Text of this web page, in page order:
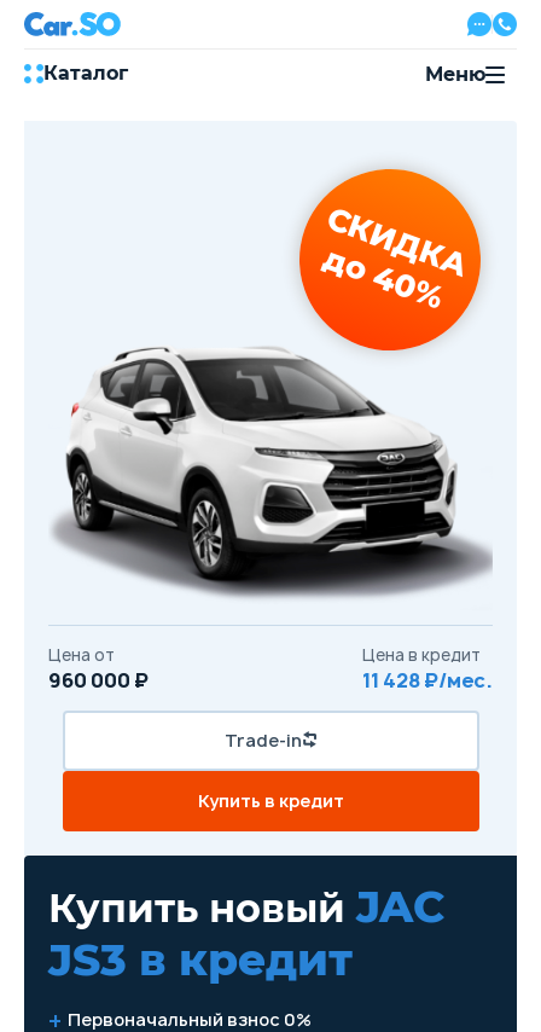
Каталог
8 800 500-03-23
с 08:00 по 20:00, без выходных
Привольная улица, 2, к5
Перезвоните мне
Меню
Купить новыйJAC
JS3 в кредит
Первоначальный взнос 0%
СКИДКА
до 40%
Цена от
960 000 ₽
Цена в кредит
11 428 ₽/мес.
Trade-in
Купить в кредит